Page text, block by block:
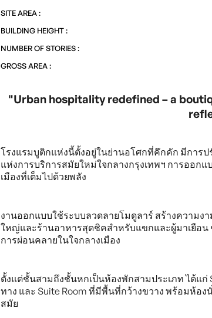
SITE AREA :
BUILDING HEIGHT :
NUMBER OF STORIES :
GROSS AREA :
"Urban hospitality redefined – a
โรงแรมบูติกแห่งนี้ตั้งอยู่ในย่านอโศกที่คึกคัก มีการ
แห่งการบริการสมัยใหม่ใจกลางกรุงเทพฯ การออ
เมืองที่เต็มไปด้วยพลัง
งานออกแบบใช้ระบบลวดลายโมดูลาร์ สร้างความ
ใหญ่และร้านอาหารสุดชิคสำหรับแขกและผู้มาเยือน
การผ่อนคลายในใจกลางเมือง
ตั้งแต่ชั้นสามถึงชั้นหกเป็นห้องพักสามประเภท ได้แก่
ทาง และ Suite Room ที่มีพื้นที่กว้างขวาง พร้อมห้อ
สมัย